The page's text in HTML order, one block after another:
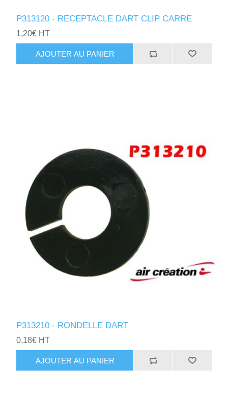
P313120 - RECEPTACLE DART CLIP CARRE
1,20€ HT
AJOUTER AU PANIER
P313210 - RONDELLE DART
0,18€ HT
AJOUTER AU PANIER